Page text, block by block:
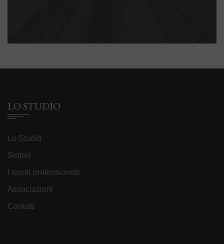
LO STUDIO
Lo Studio
Settori
I nostri professionisti
Associazioni
Contatti